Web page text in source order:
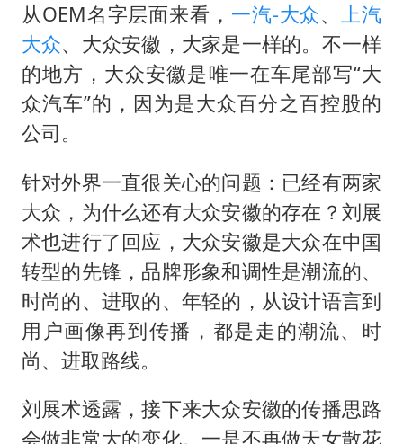
从OEM名字层面来看， 一汽-大众、上汽
大众、大众安徽，大家是一样的。不一样
的地方，大众安徽是唯一在车尾部写“大
众汽车”的，因为是大众百分之百控股的
公司。
针对外界一直很关心的问题：已经有两家
大众，为什么还有大众安徽的存在？刘展
术也进行了回应，大众安徽是大众在中国
转型的先锋，品牌形象和调性是潮流的、
时尚的、进取的、年轻的，从设计语言到
用户画像再到传播，都是走的潮流、时
尚、进取路线。
刘展术透露，接下来大众安徽的传播思路
会做非常大的变化。一是不再做天女散花